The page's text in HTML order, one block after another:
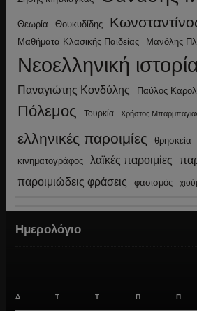
Θεωρία Θουκυδίδης
Μαθήματα Κλασικής Παιδείας Μανόλης
Νεοελληνική
Παναγιώτης Κονδύλης Παύλος
Πόλεμος Τουρκία Χρήστος
ελληνικές παροιμίες θρησκεία
κινηματογράφος λαϊκές παροιμίες
παροιμιώδεις φράσεις φασισμός
Ημερολόγιο
Δ Τ Τ Π Π